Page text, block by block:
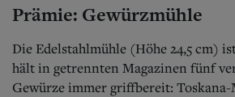
Prämie: Gewürzmühle
Die Edelstahlmühle (Höhe 24,5 cm)
hält in getrennten Magazinen fünf
Gewürze immer griffbereit: Toskana-